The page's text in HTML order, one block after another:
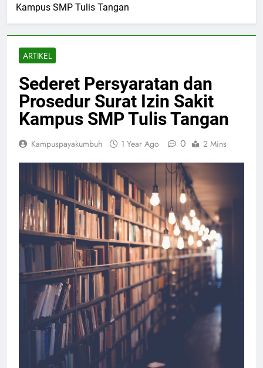
Kampus SMP Tulis Tangan
ARTIKEL
Sederet Persyaratan dan
Prosedur Surat Izin Sakit
Kampus SMP Tulis Tangan
Kampuspayakumbuh 1 Year Ago 0 2 Mins